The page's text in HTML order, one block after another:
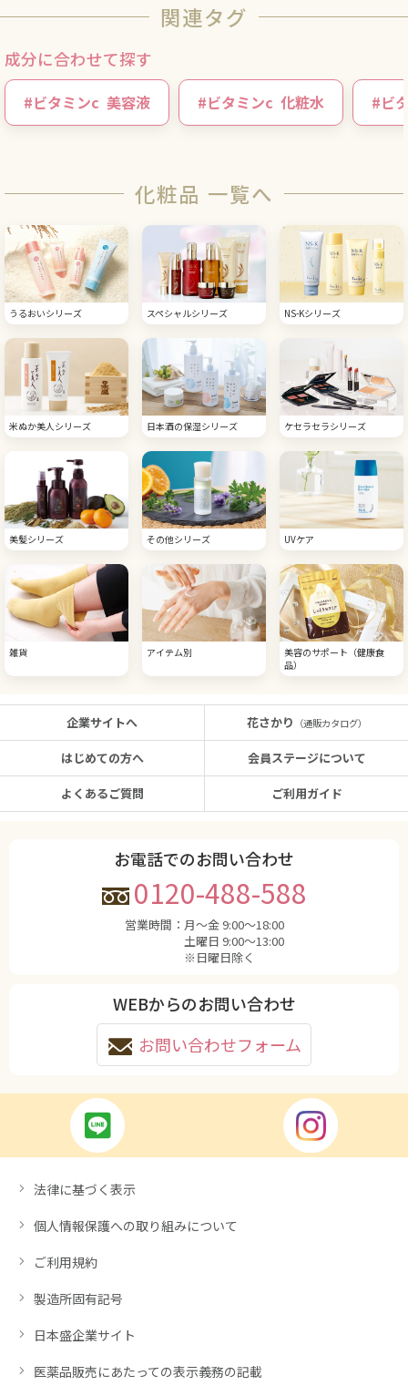
関連タグ
成分に合わせて探す
#ビタミンc 美容液 #ビタミンc 化粧水 #ビ
化粧品 一覧へ
うるおいシリーズ スペシャルシリーズ NS-Kシリーズ
米ぬか美人シリーズ 日本酒の保湿シリーズ ケセラセラシリーズ
美髪シリーズ その他シリーズ UVケア
雑貨 アイテム別
美容のサポート（健康食
品）
企業サイトへ
はじめての方へ
よくあるご質問
花さかり （通販カタログ）
会員ステージについて
ご利用ガイド
お電話でのお問い合わせ
0120-488-588
営業時間： 月〜金 9:00〜18:00
土曜日 9:00〜13:00
※日曜日除く
WEBからのお問い合わせ
お問い合わせフォーム
法律に基づく表示
個人情報保護への取り組みについて
ご利用規約
製造所固有記号
日本盛企業サイト
医薬品販売にあたっての表示義務の記載